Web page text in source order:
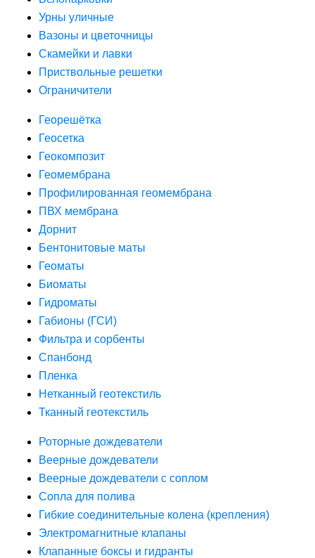
Урны уличные
Вазоны и цветочницы
Скамейки и лавки
Приствольные решетки
Ограничители
Георешётка
Геосетка
Геокомпозит
Геомембрана
Профилированная геомембрана
ПВХ мембрана
Дорнит
Бентонитовые маты
Геоматы
Биоматы
Гидроматы
Габионы (ГСИ)
Фильтра и сорбенты
Спанбонд
Пленка
Нетканный геотекстиль
Тканный геотекстиль
Роторные дождеватели
Веерные дождеватели
Веерные дождеватели с соплом
Сопла для полива
Гибкие соединительные колена (крепления)
Электромагнитные клапаны
Клапанные боксы и гидранты